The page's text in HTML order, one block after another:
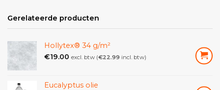
keukens, restaurants, voedselbereidingsruimtes,
magazijnen, supermarkten, ziekenhuizen, kantoren of
andere gebieden waar vliegende insecten een
probleem vormen.
Gerelateerde producten
Hollytex® 34 g/m²
€19.00 excl. btw (€22.99 incl. btw)
Eucalyptus olie